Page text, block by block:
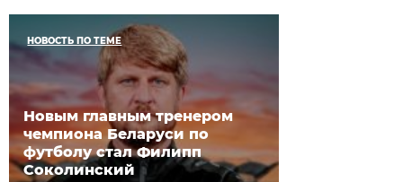
НОВОСТЬ ПО ТЕМЕ
Новым главным тренером
чемпиона Беларуси по
футболу стал Филипп
Соколинский